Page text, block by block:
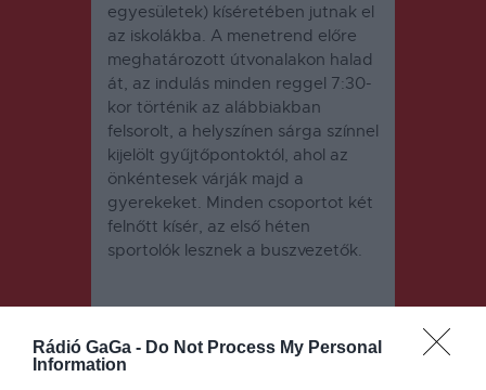
Rádió GaGa - Do Not Process My Personal
Information
egyesületek) kíséretében jutnak el
az iskolákba. A menetrend előre
meghatározott útvonalakon halad
át, az indulás minden reggel 7:30-
kor történik az alábbiakban
felsorolt, a helyszínen sárga színnel
kijelölt gyűjtőpontoktól, ahol az
önkéntesek várják majd a
gyerekeket. Minden csoportot két
felnőtt kísér, az első héten
sportolók lesznek a buszvezetők.